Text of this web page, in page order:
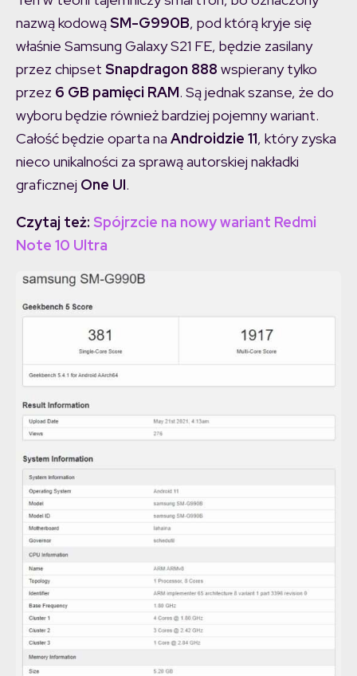
nazwą kodowąSM-G990B, pod którą kryje się
właśnie Samsung Galaxy S21 FE, będzie zasilany
przez chipset Snapdragon 888 wspierany tylko
przez 6 GB pamięci RAM. Są jednak szanse, że do
wyboru będzie również bardziej pojemny wariant.
Całość będzie oparta na Androidzie 11, który zyska
nieco unikalności za sprawą autorskiej nakładki
graficznej One UI.
Czytaj też: Spójrzcie na nowy wariant Redmi
Note 10 Ultra